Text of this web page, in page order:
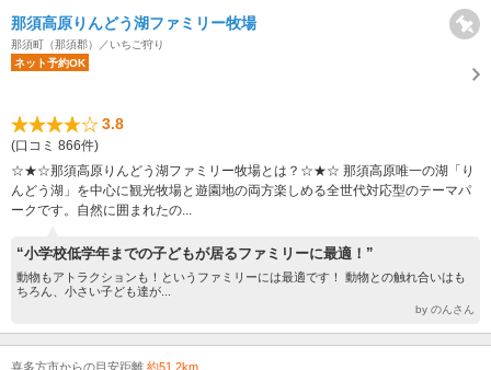
那須高原りんどう湖ファミリー牧場
那須町（那須郡）／いちご狩り
ネット予約OK
3.8
(口コミ 866件)
☆★☆那須高原りんどう湖ファミリー牧場とは？☆★☆ 那須高原唯一の湖「り
んどう湖」を中心に観光牧場と遊園地の両方楽しめる全世代対応型のテーマパ
ークです。自然に囲まれたの...
“小学校低学年までの子どもが居るファミリーに最適！”
動物もアトラクションも！というファミリーには最適です！ 動物との触れ合いはも
ちろん、小さい子ども達が...
by のんさん
喜多方市からの目安距離 約51.2km